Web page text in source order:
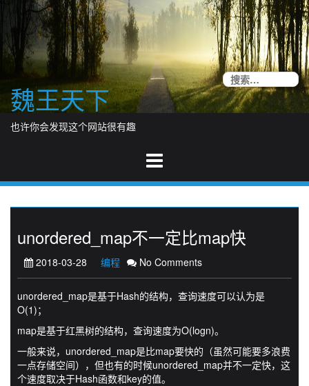
content
魏王天下
也许你会发现这个网站很有趣
搜
unordered_map不一定比map快
2018-03-28 编程 No Comments
unordered_map是基于Hash的结构，查询速度可以认为是
O(1)；
map是基于红黑树的结构，查询速度为O(logn)。
一般来说，unordered_map是比map要快的（虽然可能要多浪费
一点存储空间），但也有的时候unordered_map并不一定快，这
个速度取决于Hash函数和key的值。